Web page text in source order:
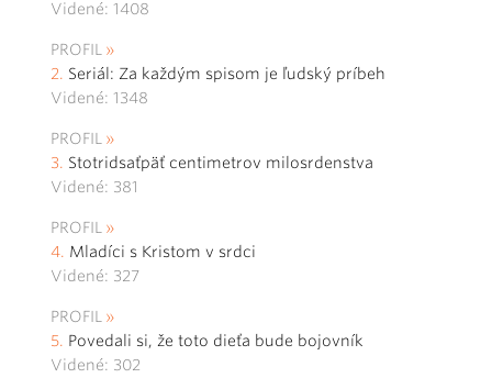
Videné: 1408
PROFIL
Seriál: Za každým spisom je ľudský príbeh
Videné: 1348
PROFIL
Stotridsaťpäť centimetrov milosrdenstva
Videné: 381
PROFIL
Mladíci s Kristom v srdci
Videné: 327
PROFIL
Povedali si, že toto dieťa bude bojovník
Videné: 302